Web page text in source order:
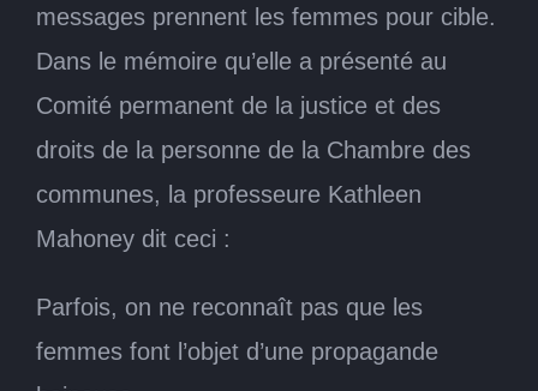
messages prennent les femmes pour cible.
Dans le mémoire qu’elle a présenté au
Comité permanent de la justice et des
droits de la personne de la Chambre des
communes, la professeure Kathleen
Mahoney dit ceci :
Parfois, on ne reconnaît pas que les
femmes font l’objet d’une propagande